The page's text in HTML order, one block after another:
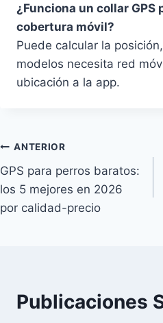
¿Funciona un collar GPS
cobertura móvil?
Puede calcular la
modelos necesita red
ubicación a la app.
Navegación
de
entradas
ANTERIOR
GPS para perros baratos:
los 5 mejores en 2026
por calidad-precio
Publicaciones